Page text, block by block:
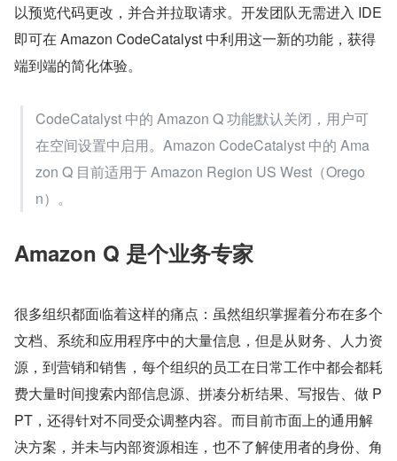
以预览代码更改，并合并拉取请求。开发团队无需进入 IDE
即可在 Amazon CodeCatalyst 中利用这一新的功能，获得
端到端的简化体验。
CodeCatalyst 中的 Amazon Q 功能默认关闭，用户可
在空间设置中启用。Amazon CodeCatalyst 中的 Ama
zon Q 目前适用于 Amazon Region US West（Orego
n）。
Amazon Q 是个业务专家
很多组织都面临着这样的痛点：虽然组织掌握着分布在多个
文档、系统和应用程序中的大量信息，但是从财务、人力资
源，到营销和销售，每个组织的员工在日常工作中都会都耗
费大量时间搜索内部信息源、拼凑分析结果、写报告、做 P
PT，还得针对不同受众调整内容。而目前市面上的通用解
决方案，并未与内部资源相连，也不了解使用者的身份、角